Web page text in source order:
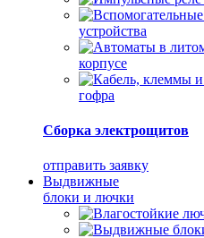
устройства
корпусе
гофра
Сборка электрощитов
отправить заявку
Выдвижные
блоки и лючки